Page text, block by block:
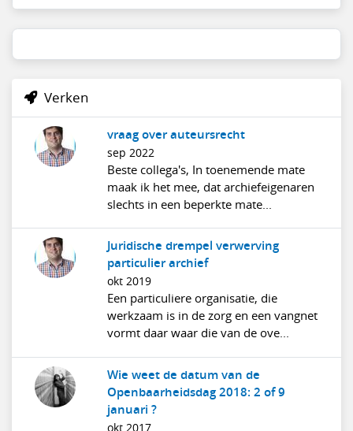
Verken
vraag over auteursrecht
sep 2022
Beste collega's, In toenemende mate
maak ik het mee, dat archiefeigenaren
slechts in een beperkte mate...
Juridische drempel verwerving
particulier archief
okt 2019
Een particuliere organisatie, die
werkzaam is in de zorg en een vangnet
vormt daar waar die van de ove...
Wie weet de datum van de
Openbaarheidsdag 2018: 2 of 9
januari ?
okt 2017